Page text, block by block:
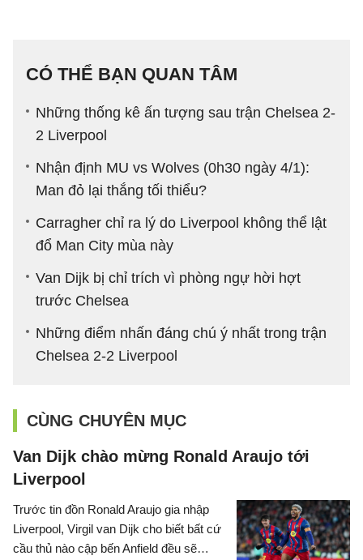
CÓ THỂ BẠN QUAN TÂM
Những thống kê ấn tượng sau trận Chelsea 2-
2 Liverpool
Nhận định MU vs Wolves (0h30 ngày 4/1):
Man đỏ lại thắng tối thiểu?
Carragher chỉ ra lý do Liverpool không thể lật
đổ Man City mùa này
Van Dijk bị chỉ trích vì phòng ngự hời hợt
trước Chelsea
Những điểm nhấn đáng chú ý nhất trong trận
Chelsea 2-2 Liverpool
CÙNG CHUYÊN MỤC
Van Dijk chào mừng Ronald Araujo tới
Liverpool
Trước tin đồn Ronald Araujo gia nhập
Liverpool, Virgil van Dijk cho biết bất cứ
cầu thủ nào cập bến Anfield đều sẽ